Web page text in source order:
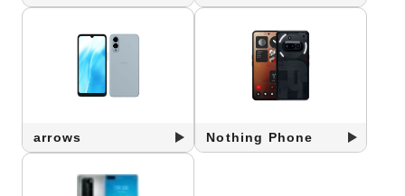
arrows Nothing Phone